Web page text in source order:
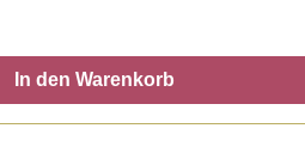
In den Warenkorb